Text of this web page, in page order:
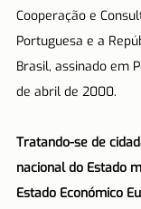
Cooperação e
Portuguesa e a
Brasil, assinado em
de abril de 2000.
Tratando-se de
nacional do Estado
Estado Económico